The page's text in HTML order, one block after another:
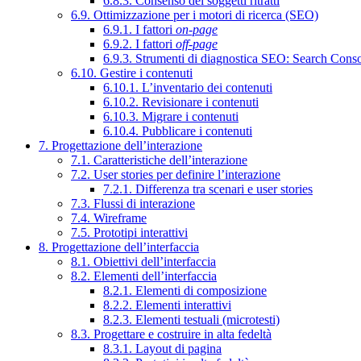
6.9. Ottimizzazione per i motori di ricerca (SEO)
6.9.1. I fattori on-page
6.9.2. I fattori off-page
6.9.3. Strumenti di diagnostica SEO: Search
6.10. Gestire i contenuti
6.10.1. L’inventario dei contenuti
6.10.2. Revisionare i contenuti
6.10.3. Migrare i contenuti
6.10.4. Pubblicare i contenuti
7. Progettazione dell’interazione
7.1. Caratteristiche dell’interazione
7.2. User stories per definire l’interazione
7.2.1. Differenza tra scenari e user stories
7.3. Flussi di interazione
7.4. Wireframe
7.5. Prototipi interattivi
8. Progettazione dell’interfaccia
8.1. Obiettivi dell’interfaccia
8.2. Elementi dell’interfaccia
8.2.1. Elementi di composizione
8.2.2. Elementi interattivi
8.2.3. Elementi testuali (microtesti)
8.3. Progettare e costruire in alta fedeltà
8.3.1. Layout di pagina